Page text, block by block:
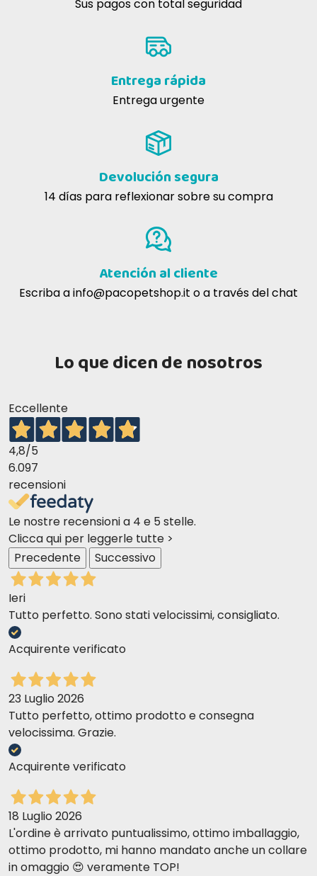
PESO DEL GATO (KG) 2 4
DOSIS DIARIA (G) 200 350 450
3. PREBIÓTICOS Y PROBIÓTICOS
4. ALTO CONTENIDO EN ÁCIDOS GRASOS OMEGA-3
EPA Y DHA PROCEDENTES DEL PLANCTON
5. NUTRICIÓN VETERINARIA A BASE DE CARNE
Sus pagos con total seguridad
Entrega rápida
Entrega urgente
Devolución segura
14 días para reflexionar sobre su compra
Atención al cliente
Escriba ainfo@pacopetshop.it o a través del chat
Lo que dicen de nosotros
Eccellente
4,8/5
6.097
recensioni
Le nostre recensioni a 4 e 5 stelle.
Clicca qui per leggerle tutte >
Precedente
Successivo
Ieri
Tutto perfetto. Sono stati velocissimi, consigliato.
Acquirente verificato
23 Luglio 2026
Tutto perfetto, ottimo prodotto e consegna
velocissima. Grazie.
Acquirente verificato
18 Luglio 2026
L'ordine è arrivato puntualissimo, ottimo imballaggio,
ottimo prodotto, mi hanno mandato anche un collare
in omaggio 😍 veramente TOP!